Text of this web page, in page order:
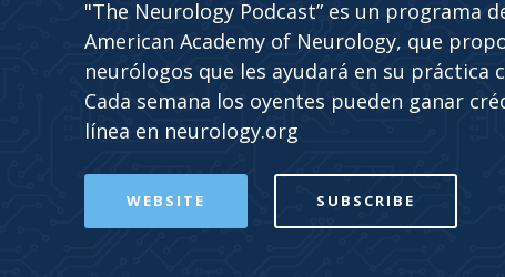
"The Neurology Podcast” es un programa
American Academy of Neurology, que
neurólogos que les ayudará en su práctica
Cada semana los oyentes pueden ganar
línea en neurology.org
WEBSITE SUBSCRIBE